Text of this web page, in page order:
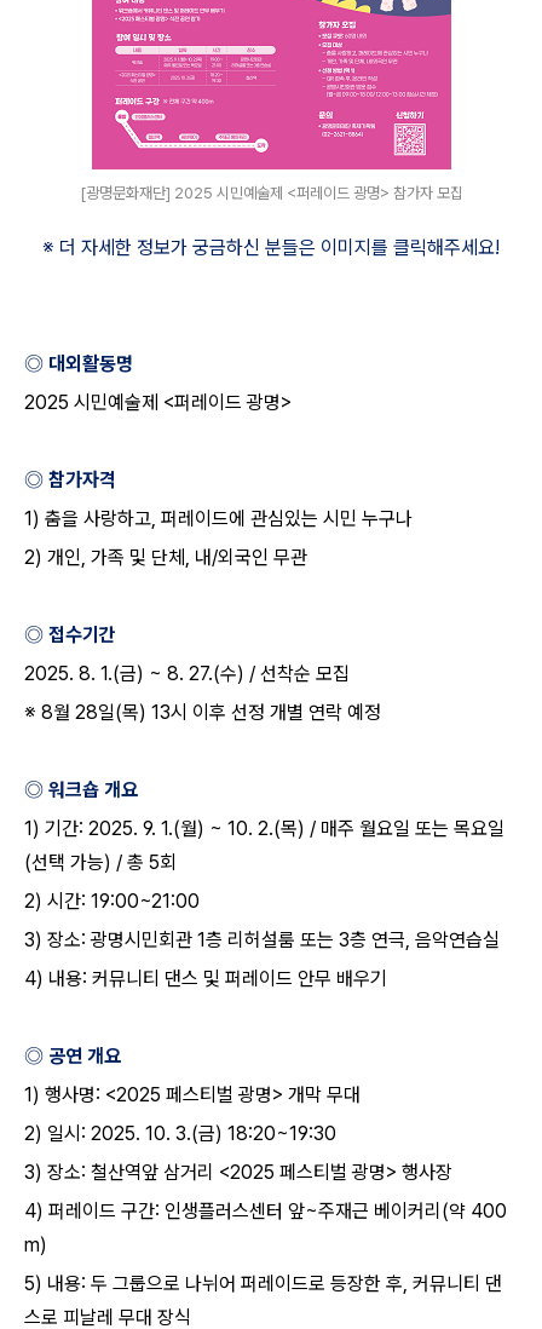
[광명문화재단] 2025 시민예술제 <퍼레이드 광명> 참가자 모집
※ 더 자세한 정보가 궁금하신 분들은 이미지를 클릭해주세요!
◎ 대외활동명
2025 시민예술제 <퍼레이드 광명>
◎ 참가자격
1) 춤을 사랑하고, 퍼레이드에 관심있는 시민 누구나
2) 개인, 가족 및 단체, 내/외국인 무관
◎ 접수기간
2025. 8. 1.(금) ~ 8. 27.(수) / 선착순 모집
※ 8월 28일(목) 13시 이후 선정 개별 연락 예정
◎ 워크숍 개요
1) 기간: 2025. 9. 1.(월) ~ 10. 2.(목) / 매주 월요일 또는 목요일
(선택 가능) / 총 5회
2) 시간: 19:00~21:00
3) 장소:광명시민회관 1층 리허설룸 또는 3층 연극, 음악연습실
4) 내용: 커뮤니티 댄스 및 퍼레이드 안무 배우기
◎ 공연 개요
1) 행사명: <2025 페스티벌 광명> 개막 무대
2) 일시 : 2025. 10. 3.(금) 18:20~19:30
3) 장소: 철산역앞 삼거리 <2025 페스티벌 광명> 행사장
4) 퍼레이드 구간: 인생플러스센터 앞~주재근 베이커리 (약 400
m)
5) 내용: 두 그룹으로 나뉘어 퍼레이드로 등장한 후, 커뮤니티 댄
스로 피날레 무대 장식